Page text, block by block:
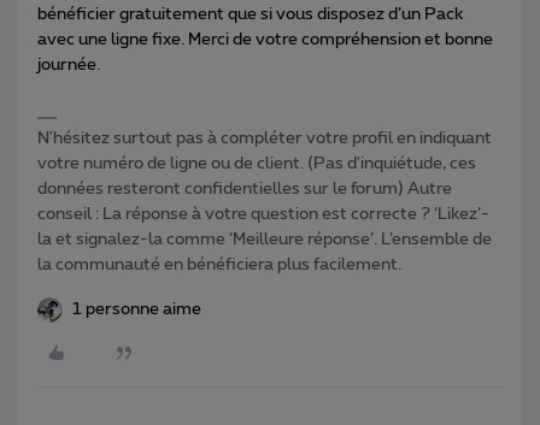
bénéficier gratuitement que si vous disposez d’un Pack
avec une ligne fixe. Merci de votre compréhension et bonne
journée.
N'hésitez surtout pas à compléter votre profil en indiquant
votre numéro de ligne ou de client. (Pas d'inquiétude, ces
données resteront confidentielles sur le forum) Autre
conseil : La réponse à votre question est correcte ? ‘Likez’-
la et signalez-la comme ‘Meilleure réponse’. L’ensemble de
la communauté en bénéficiera plus facilement.
1 personne aime